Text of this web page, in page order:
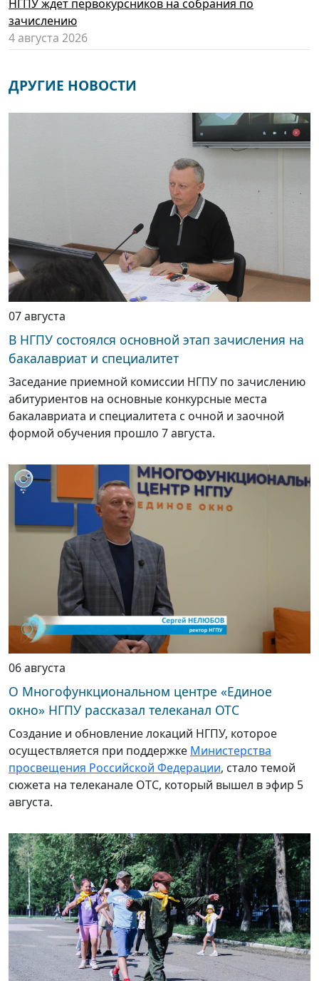
НГПУ ждет первокурсников на собрания по
зачислению
4 августа 2026
ДРУГИЕ НОВОСТИ
07 августа
В НГПУ состоялся основной этап зачисления на
бакалавриат и специалитет
Заседание приемной комиссии НГПУ по зачислению
абитуриентов на основные конкурсные места
бакалавриата и специалитета с очной и заочной
формой обучения прошло 7 августа.
06 августа
О Многофункциональном центре «Единое
окно» НГПУ рассказал телеканал ОТС
Создание и обновление локаций НГПУ, которое
осуществляется при поддержке Министерства
просвещения Российской Федерации, стало темой
сюжета на телеканале ОТС, который вышел в эфир 5
августа.